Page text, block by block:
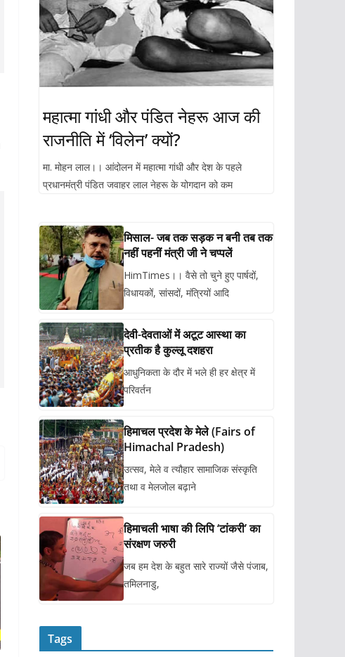
महात्मा गांधी और पंडित नेहरू आज की
राजनीति में ‘विलेन’ क्यों?
मा. मोहन लाल।। आंदोलन में महात्मा गांधी और देश के पहले
प्रधानमंत्री पंडित जवाहर लाल नेहरू के योगदान को कम
मिसाल- जब तक सड़क न बनी तब तक
नहीं पहनीं मंत्री जी ने चप्पलें
HimTimes।। वैसे तो चुने हुए पार्षदों,
विधायकों, सांसदों, मंत्रियों आदि
देवी-देवताओं में अटूट आस्था का
प्रतीक है कुल्लू दशहरा
आधुनिकता के दौर में भले ही हर क्षेत्र में
परिवर्तन
हिमाचल प्रदेश के मेले (Fairs of
Himachal Pradesh)
उत्सव, मेले व त्यौहार सामाजिक संस्कृति
तथा व मेलजोल बढ़ाने
हिमाचली भाषा की लिपि ‘टांकरी’ का
संरक्षण जरुरी
जब हम देश के बहुत सारे राज्यों जैसे पंजाब,
तमिलनाडु,
Tags